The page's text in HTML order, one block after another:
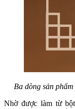
Ba dòng sản
Nhờ được làm từ